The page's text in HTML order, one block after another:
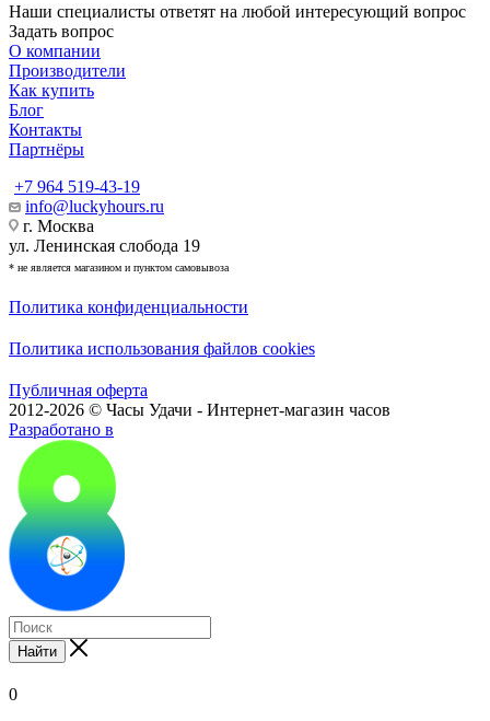
Наши специалисты ответят на любой интересующий вопрос
Задать вопрос
О компании
Производители
Как купить
Блог
Контакты
Партнёры
+7 964 519-43-19
info@luckyhours.ru
г. Москва
ул. Ленинская слобода 19
* не является магазином и пунктом самовывоза
Политика конфиденциальности
Политика использования файлов cookies
Публичная оферта
2012-2026 © Часы Удачи - Интернет-магазин часов
Разработано в
Найти
0